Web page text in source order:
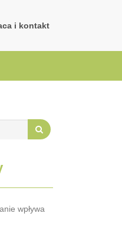
i kontakt
wpływa